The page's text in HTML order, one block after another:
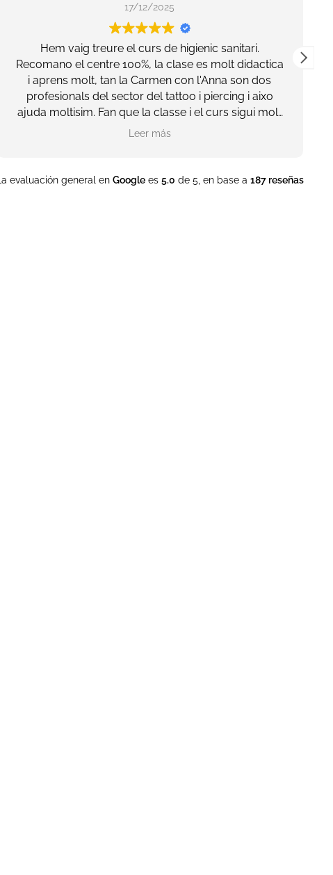
17/12/2025
Hem vaig treure el curs de higienic sanitari.
Recomano el centre 100%, la clase es molt didactica
i aprens molt, tan la Carmen con l'Anna son dos
profesionals del sector del tattoo i piercing i aixo
ajuda moltisim. Fan que la classe i el curs sigui molt
guay!
Leer más
La evaluación general en Googlees 5.0 de 5, en base a 187 reseñas